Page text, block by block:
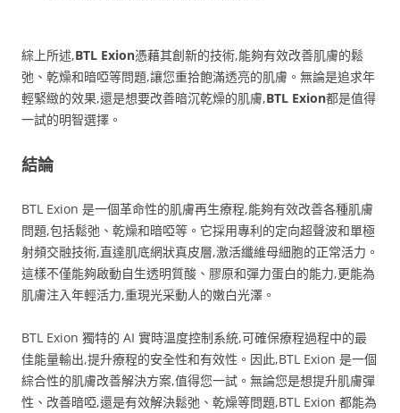
綜上所述,BTL Exion憑藉其創新的技術,能夠有效改善肌膚的鬆
弛、乾燥和暗啞等問題,讓您重拾飽滿透亮的肌膚。無論是追求年
輕緊緻的效果,還是想要改善暗沉乾燥的肌膚,BTL Exion都是值得
一試的明智選擇。
結論
BTL Exion 是一個革命性的肌膚再生療程,能夠有效改善各種肌膚
問題,包括鬆弛、乾燥和暗啞等。它採用專利的定向超聲波和單極
射頻交融技術,直達肌底網狀真皮層,激活纖維母細胞的正常活力。
這樣不僅能夠啟動自生透明質酸、膠原和彈力蛋白的能力,更能為
肌膚注入年輕活力,重現光采動人的嫩白光澤。
BTL Exion 獨特的 AI 實時溫度控制系統,可確保療程過程中的最
佳能量輸出,提升療程的安全性和有效性。因此,BTL Exion 是一個
綜合性的肌膚改善解決方案,值得您一試。無論您是想提升肌膚彈
性、改善暗啞,還是有效解決鬆弛、乾燥等問題,BTL Exion 都能為